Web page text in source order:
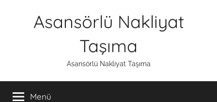
Asansörlü Nakliyat
Taşıma
Asansörlü Nakliyat Taşıma
Menü